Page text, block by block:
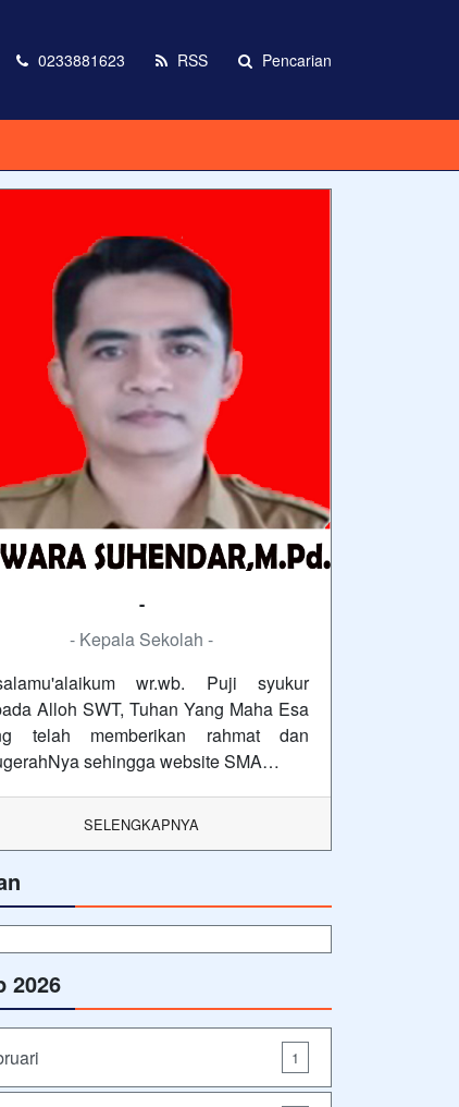
0233881623 RSS Pencarian
-
- Kepala Sekolah -
wr.wb. Puji syukur
Alloh SWT, Tuhan Yang Maha Esa
telah memberikan rahmat dan
sehingga website SMA…
SELENGKAPNYA
2026
1